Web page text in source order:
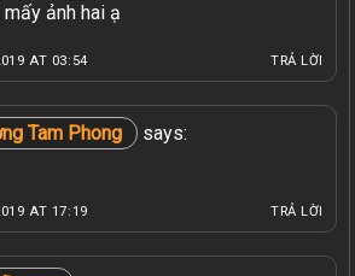
mấy ảnh hai ạ
AT 03:54 TRẢ LỜI
Tam Phong
says:
AT 17:19 TRẢ LỜI